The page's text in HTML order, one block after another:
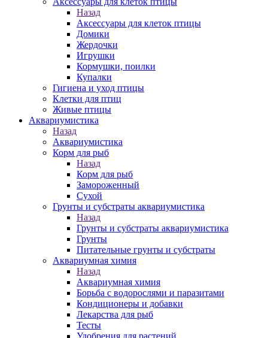
Назад
Аксессуары для клеток птицы
Домики
Жердочки
Игрушки
Кормушки, поилки
Купалки
Гигиена и уход птицы
Клетки для птиц
Живые птицы
Аквариумистика
Назад
Аквариумистика
Корм для рыб
Назад
Корм для рыб
Замороженный
Сухой
Грунты и субстраты аквариумистика
Назад
Грунты и субстраты аквариумистика
Грунты
Питательные грунты и субстраты
Аквариумная химия
Назад
Аквариумная химия
Борьба с водорослями и паразитами
Кондиционеры и добавки
Лекарства для рыб
Тесты
Удобрения для растений